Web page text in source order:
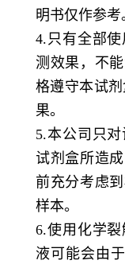
明书仅作参考
4.只有全部
测效果，不
格遵守本试
果。
5.本公司只
试剂盒所造
前充分考虑
样本。
6.使用化学
液可能会由